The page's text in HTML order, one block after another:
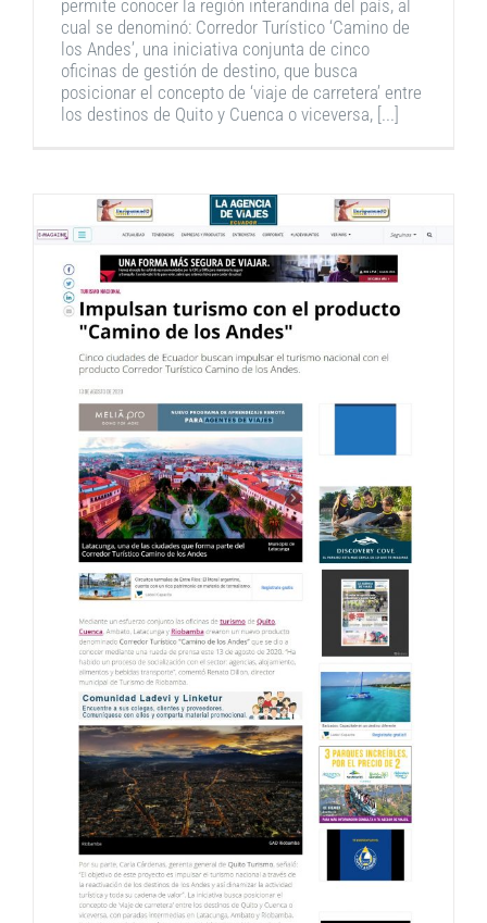
permite conocer la región interandina del país, al
cual se denominó: Corredor Turístico ‘Camino de
los Andes’, una iniciativa conjunta de cinco
oficinas de gestión de destino, que busca
posicionar el concepto de ‘viaje de carretera’ entre
los destinos de Quito y Cuenca o viceversa, [...]